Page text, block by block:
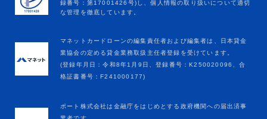
マネットカードローンの編集責任者および編集者は、日本貸金
業協会の定める貸金業務取扱主任者登録を受けています。
(登録年月日：令和8年1月9日、登録番号：K250020096、合
格証書番号：F241000177)
ポート株式会社は金融庁をはじめとする政府機関への届出済事